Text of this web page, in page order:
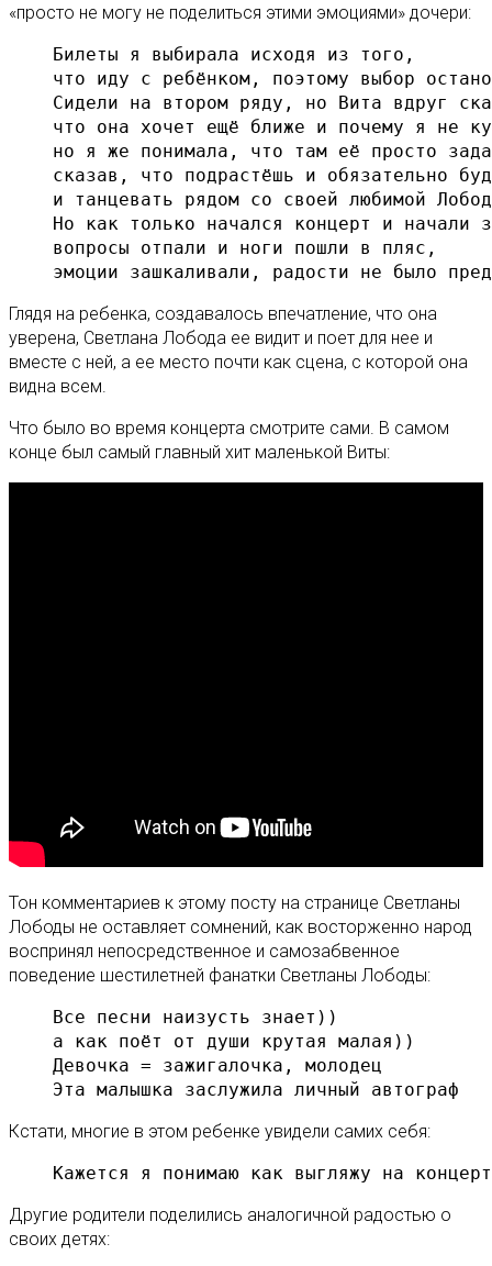
«просто не могу не поделиться этими эмоциями» дочери:
Билеты я выбирала исходя из того,
что иду с ребёнком, поэтому выбор
Сидели на втором ряду, но Вита вдруг
что она хочет ещё ближе и почему я не
но я же понимала, что там её просто
сказав, что подрастёшь и обязательно
и танцевать рядом со своей любимой
Но как только начался концерт и начали
вопросы отпали и ноги пошли в пляс,
эмоции зашкаливали, радости не было
Глядя на ребенка, создавалось впечатление, что она
уверена, Светлана Лобода ее видит и поет для нее и
вместе с ней, а ее место почти как сцена, с которой она
видна всем.
Что было во время концерта смотрите сами. В самом
конце был самый главный хит маленькой Виты:
Тон комментариев к этому посту на странице Светланы
Лободы не оставляет сомнений, как восторженно народ
воспринял непосредственное и самозабвенное
поведение шестилетней фанатки Светланы Лободы:
Все песни наизусть знает))
а как поёт от души крутая малая))
Девочка = зажигалочка, молодец
Кстати, многие в этом ребенке увидели самих себя:
Кажется я понимаю как выгляжу на
Другие родители поделились аналогичной радостью о
своих детях: